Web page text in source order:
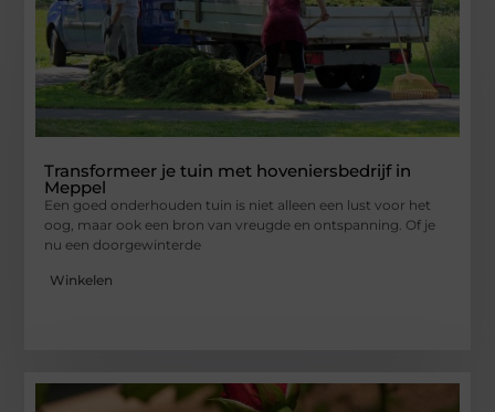
Transformeer je tuin met hoveniersbedrijf in
Meppel
Een goed onderhouden tuin is niet alleen een lust voor het
oog, maar ook een bron van vreugde en ontspanning. Of je
nu een doorgewinterde
Winkelen